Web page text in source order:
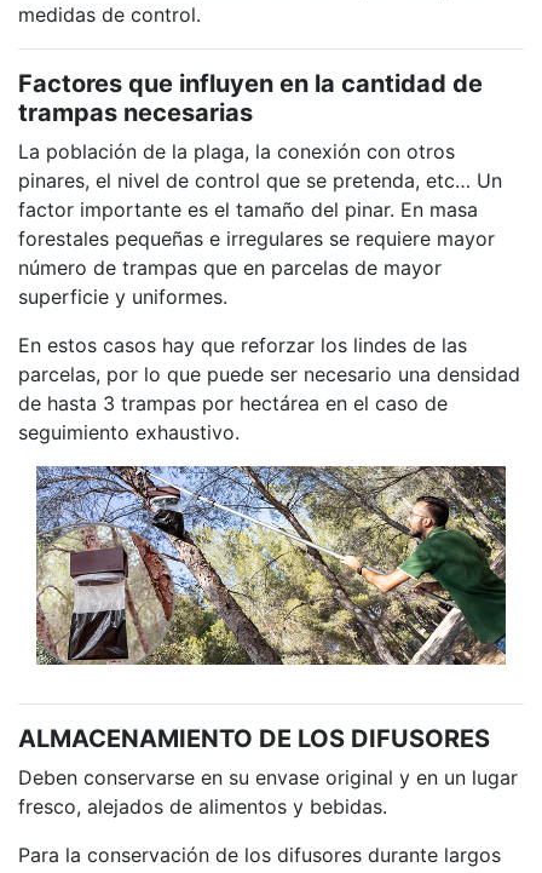
medidas de control.
Factores que influyen en la cantidad de
trampas necesarias
La población de la plaga, la conexión con otros
pinares, el nivel de control que se pretenda, etc… Un
factor importante es el tamaño del pinar. En masa
forestales pequeñas e irregulares se requiere mayor
número de trampas que en parcelas de mayor
superficie y uniformes.
En estos casos hay que reforzar los lindes de las
parcelas, por lo que puede ser necesario una densidad
de hasta 3 trampas por hectárea en el caso de
seguimiento exhaustivo.
ALMACENAMIENTO DE LOS DIFUSORES
Deben conservarse en su envase original y en un lugar
fresco, alejados de alimentos y bebidas.
Para la conservación de los difusores durante largos